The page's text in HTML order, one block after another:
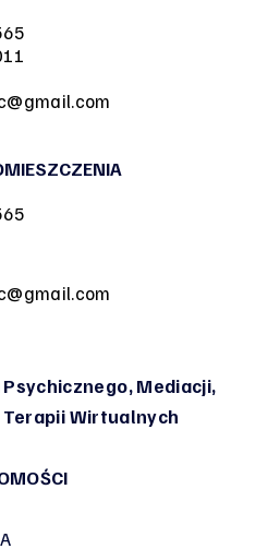
Mediacji,
Terapii Wirtualnych